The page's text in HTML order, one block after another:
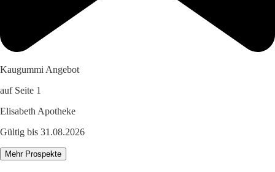
Kaugummi Angebot
auf Seite 1
Elisabeth Apotheke
Gültig bis 31.08.2026
Mehr Prospekte